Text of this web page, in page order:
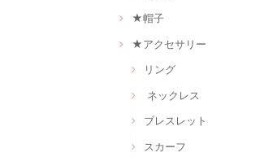
★帽子
★アクセサリー
リング
ネックレス
ブレスレット
スカーフ